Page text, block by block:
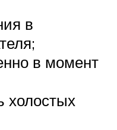
в
в момент
холостых